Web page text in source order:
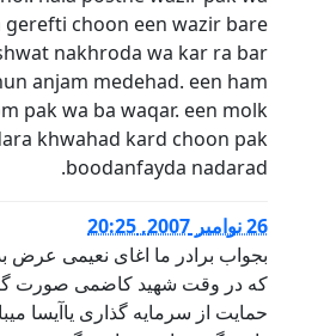
choon een wazir bare
nakhroda wa kar ra bar
anjam medehad. een ham
pak wa ba waqar. een molk
khwahad kard choon pak
boodanfayda nadarad.
26 نوامبر 2007, 20:25
بجواب برادر ما اغای نعیمی عرض
که در وقت شهید کاضمی صورت
حمایت از سرمایه گذاری یاآیسا